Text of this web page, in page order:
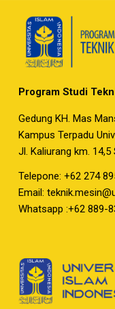
Program Studi
Gedung KH. Mas
Kampus Terpadu
Jl. Kaliurang km.
Telepone: +62 274
Email:
Whatsapp :+62 889-